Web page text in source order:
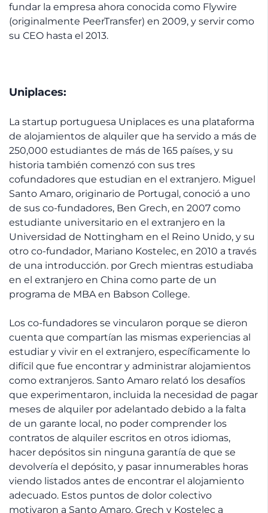
fundar la empresa ahora conocida como Flywire
(originalmente PeerTransfer) en 2009, y servir como
su CEO hasta el 2013.
Uniplaces:
La startup portuguesa Uniplaces es una plataforma
de alojamientos de alquiler que ha servido a más de
250,000 estudiantes de más de 165 países, y su
historia también comenzó con sus tres
cofundadores que estudian en el extranjero. Miguel
Santo Amaro, originario de Portugal, conoció a uno
de sus co-fundadores, Ben Grech, en 2007 como
estudiante universitario en el extranjero en la
Universidad de Nottingham en el Reino Unido, y su
otro co-fundador, Mariano Kostelec, en 2010 a través
de una introducción. por Grech mientras estudiaba
en el extranjero en China como parte de un
programa de MBA en Babson College.
Los co-fundadores se vincularon porque se dieron
cuenta que compartían las mismas experiencias al
estudiar y vivir en el extranjero, específicamente lo
difícil que fue encontrar y administrar alojamientos
como extranjeros. Santo Amaro relató los desafíos
que experimentaron, incluida la necesidad de pagar
meses de alquiler por adelantado debido a la falta
de un garante local, no poder comprender los
contratos de alquiler escritos en otros idiomas,
hacer depósitos sin ninguna garantía de que se
devolvería el depósito, y pasar innumerables horas
viendo listados antes de encontrar el alojamiento
adecuado. Estos puntos de dolor colectivo
motivaron a Santo Amaro, Grech y Kostelec a